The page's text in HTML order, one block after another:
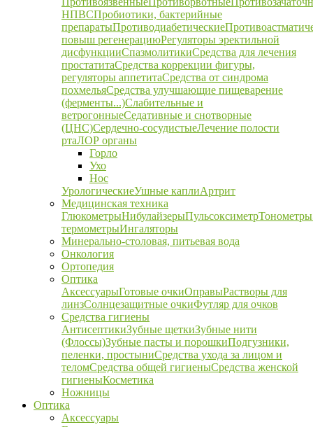
НПВСПробиотики, бактерийные
препаратыПротиводиабетические
повыш регенерациюРегуляторы эректильной
дисфункцииСпазмолитикиСредства для лечения
простатитаСредства коррекции фигуры,
регуляторы аппетитаСредства от синдрома
похмельяСредства улучшающие пищеварение
(ферменты...)Слабительные и
ветрогонныеСедативные и снотворные
(ЦНС)Сердечно-сосудистыеЛечение полости
ртаЛОР органы
Горло
Ухо
Нос
УрологическиеУшные каплиАртрит
Медицинская техника
ГлюкометрыНибулайзерыПульсоксиметрТонометры
термометрыИнгаляторы
Минерально-столовая, питьевая вода
Онкология
Ортопедия
Оптика
АксессуарыГотовые очкиОправыРастворы для
линзСолнцезащитные очкиФутляр для очков
Средства гигиены
АнтисептикиЗубные щеткиЗубные нити
(Флоссы)Зубные пасты и порошкиПодгузники,
пеленки, простыниСредства ухода за лицом и
теломСредства общей гигиеныСредства женской
гигиеныКосметика
Ножницы
Оптика
Аксессуары